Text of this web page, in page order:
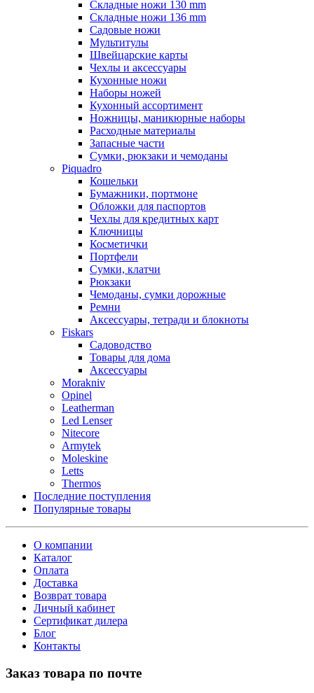
Складные ножи 130 mm
Складные ножи 136 mm
Садовые ножи
Мультитулы
Швейцарские карты
Чехлы и аксессуары
Кухонные ножи
Наборы ножей
Кухонный ассортимент
Ножницы, маникюрные наборы
Расходные материалы
Запасные части
Сумки, рюкзаки и чемоданы
Piquadro
Кошельки
Бумажники, портмоне
Обложки для паспортов
Чехлы для кредитных карт
Ключницы
Косметички
Портфели
Сумки, клатчи
Рюкзаки
Чемоданы, сумки дорожные
Ремни
Аксессуары, тетради и блокноты
Fiskars
Садоводство
Товары для дома
Аксессуары
Morakniv
Opinel
Leatherman
Led Lenser
Nitecore
Armytek
Moleskine
Letts
Thermos
Последние поступления
Популярные товары
О компании
Каталог
Оплата
Доставка
Возврат товара
Личный кабинет
Сертификат дилера
Блог
Контакты
Заказ товара по почте